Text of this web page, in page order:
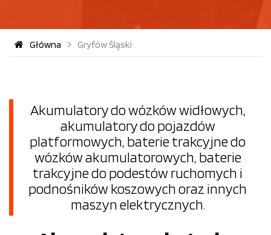
Główna Gryfów Śląski
Akumulatory do wózków widłowych,
akumulatory do pojazdów
platformowych, baterie trakcyjne do
wózków akumulatorowych, baterie
trakcyjne do podestów ruchomych i
podnośników koszowych oraz innych
maszyn elektrycznych.